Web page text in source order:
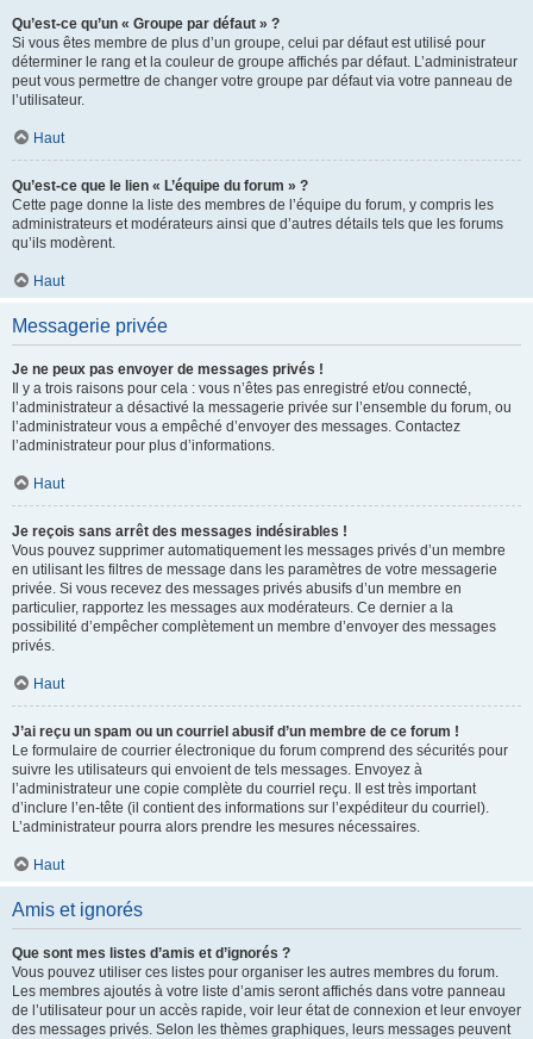
Qu’est-ce qu’un « Groupe par défaut » ?
Si vous êtes membre de plus d’un groupe, celui par défaut est utilisé pour
déterminer le rang et la couleur de groupe affichés par défaut. L’administrateur
peut vous permettre de changer votre groupe par défaut via votre panneau de
l’utilisateur.
Haut
Qu’est-ce que le lien « L’équipe du forum » ?
Cette page donne la liste des membres de l’équipe du forum, y compris les
administrateurs et modérateurs ainsi que d’autres détails tels que les forums
qu’ils modèrent.
Haut
Messagerie privée
Je ne peux pas envoyer de messages privés !
Il y a trois raisons pour cela : vous n’êtes pas enregistré et/ou connecté,
l’administrateur a désactivé la messagerie privée sur l’ensemble du forum, ou
l’administrateur vous a empêché d’envoyer des messages. Contactez
l’administrateur pour plus d’informations.
Haut
Je reçois sans arrêt des messages indésirables !
Vous pouvez supprimer automatiquement les messages privés d’un membre
en utilisant les filtres de message dans les paramètres de votre messagerie
privée. Si vous recevez des messages privés abusifs d’un membre en
particulier, rapportez les messages aux modérateurs. Ce dernier a la
possibilité d’empêcher complètement un membre d’envoyer des messages
privés.
Haut
J’ai reçu un spam ou un courriel abusif d’un membre de ce forum !
Le formulaire de courrier électronique du forum comprend des sécurités pour
suivre les utilisateurs qui envoient de tels messages. Envoyez à
l’administrateur une copie complète du courriel reçu. Il est très important
d’inclure l’en-tête (il contient des informations sur l’expéditeur du courriel).
L’administrateur pourra alors prendre les mesures nécessaires.
Haut
Amis et ignorés
Que sont mes listes d’amis et d’ignorés ?
Vous pouvez utiliser ces listes pour organiser les autres membres du forum.
Les membres ajoutés à votre liste d’amis seront affichés dans votre panneau
de l’utilisateur pour un accès rapide, voir leur état de connexion et leur envoyer
des messages privés. Selon les thèmes graphiques, leurs messages peuvent